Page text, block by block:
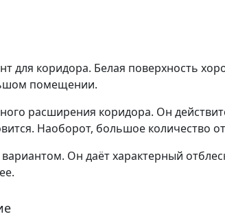
коридора. Белая поверхность
помещении.
расширения коридора. Он
Наоборот, большое количество
Он даёт характерный